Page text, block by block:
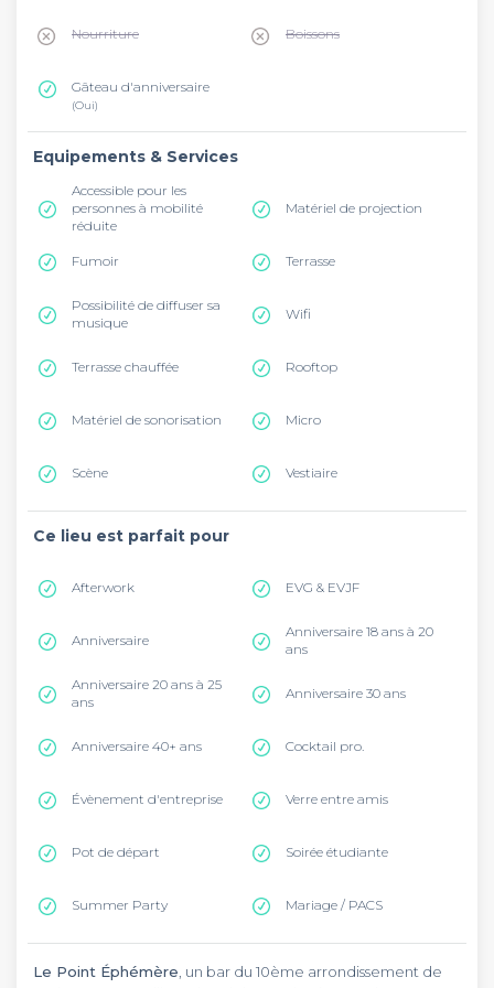
Nourriture Boissons
Gâteau d'anniversaire
(Oui)
Equipements & Services
Accessible pour les
personnes à mobilité
réduite
Matériel de projection
Fumoir Terrasse
Possibilité de diffuser sa
musique
Wifi
Terrasse chauffée Rooftop
Matériel de sonorisation Micro
Scène Vestiaire
Ce lieu est parfait pour
Afterwork EVG & EVJF
Anniversaire
Anniversaire 18 ans à 20
ans
Anniversaire 20 ans à 25
ans
Anniversaire 30 ans
Anniversaire 40+ ans Cocktail pro.
Évènement d'entreprise Verre entre amis
Pot de départ Soirée étudiante
Summer Party Mariage / PACS
Le Point Éphémère , un bar du 10ème arrondissement de